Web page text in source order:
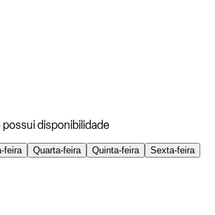
possui disponibilidade
feira Quarta-feira Quinta-feira
Sexta-feira